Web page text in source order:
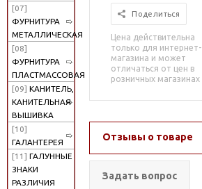
[07]
ФУРНИТУРА
МЕТАЛЛИЧЕСКАЯ
[08]
ФУРНИТУРА
ПЛАСТМАССОВАЯ
[09] КАНИТЕЛЬ,
КАНИТЕЛЬНАЯ
ВЫШИВКА
[10]
ГАЛАНТЕРЕЯ
[11] ГАЛУННЫЕ
ЗНАКИ
РАЗЛИЧИЯ
Поделиться
Цена действительна
только для интернет-
магазина и может
отличаться от цен в
розничных магазинах
Отзывы о товаре
Задать вопрос